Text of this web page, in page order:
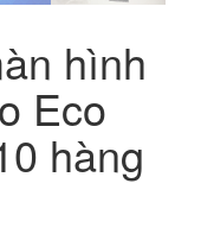
hình
Eco
hàng